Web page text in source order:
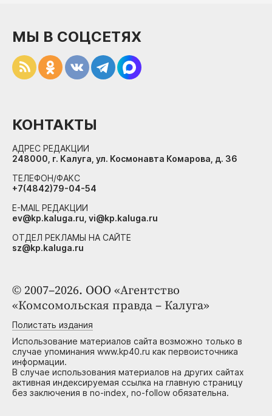
© 2007–2026. ООО «Агентство
«Комсомольская правда – Калуга»
Полистать издания
Использование материалов сайта возможно только в
случае упоминания www.kp40.ru как первоисточника
информации.
В случае использования материалов на других сайтах
активная индексируемая ссылка на главную страницу
без заключения в no-index, no-follow обязательна.
МЫ В СОЦСЕТЯХ
КОНТАКТЫ
АДРЕС РЕДАКЦИИ
248000, г. Калуга, ул. Космонавта Комарова, д. 36
ТЕЛЕФОН/ФАКС
+7(4842)79-04-54
E-MAIL РЕДАКЦИИ
ev@kp.kaluga.ru, vi@kp.kaluga.ru
ОТДЕЛ РЕКЛАМЫ НА САЙТЕ
sz@kp.kaluga.ru